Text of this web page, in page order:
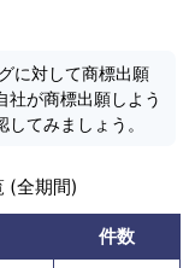
に対して商標出願
社が商標出願しよう
てみましょう。
(全期間)
件数